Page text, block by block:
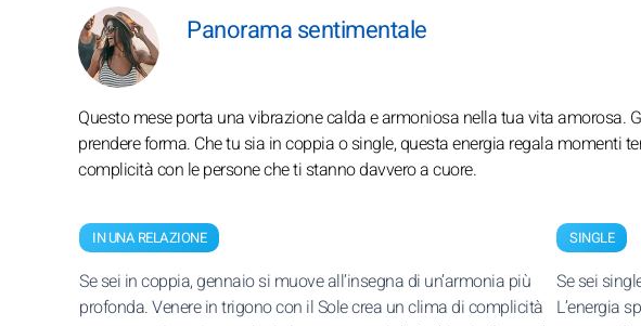
Panorama sentimentale
Questo mese porta una vibrazione calda e armoniosa nella tua vita amorosa.
prendere forma. Che tu sia in coppia o single, questa energia regala momenti
complicità con le persone che ti stanno davvero a cuore.
IN UNA RELAZIONE
Se sei in coppia, gennaio si muove all’insegna di un’armonia più
profonda. Venere in trigono con il Sole crea un clima di complicità
SINGLE
Se sei
L’energia